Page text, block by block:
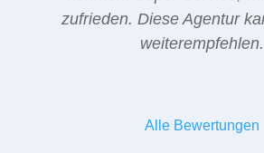
zufrieden. Diese Agentur
weiterempfehlen.
Alle Bewertungen